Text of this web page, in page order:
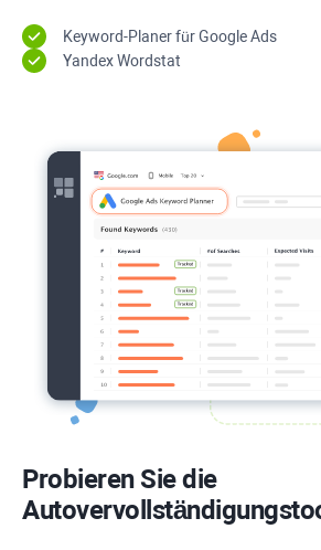
Keyword-Planer für Google Ads
Yandex Wordstat
Probieren Sie die